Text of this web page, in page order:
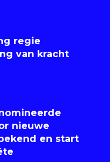
regie
van kracht
nieuwe
en start